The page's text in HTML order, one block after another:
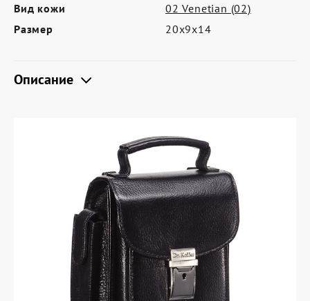
Политика обработки персональных
данных
Вид кожи
02 Venetian (02)
Размер
20х9х14
Описание